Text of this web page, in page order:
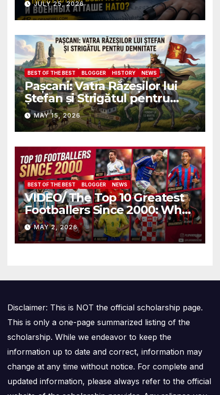
пройду полиграф в
присутствии всех послов и
военных атташе НАТО?
JULY 25, 2026
BEST OF THE BEST BLOGGER HISTORY NEWS
Pașcani: Vatra Răzeșilor lui
Ștefan și Strigătul pentru
Demnitate în Fața
Amalgamării
MAY 15, 2026
BEST OF THE BEST BLOGGER NEWS
VIDEO/ The Top 10 Greatest
Footballers Since 2000: Who
Is Number One
MAY 2, 2026
Disclaimer: This is NOT the official scholarship page.
This is only a one-page summarized listing of the
scholarship. While we endeavor to keep the
information up to date and correct, information may
change at any time without notice. For complete and
updated information, please always refer to the official